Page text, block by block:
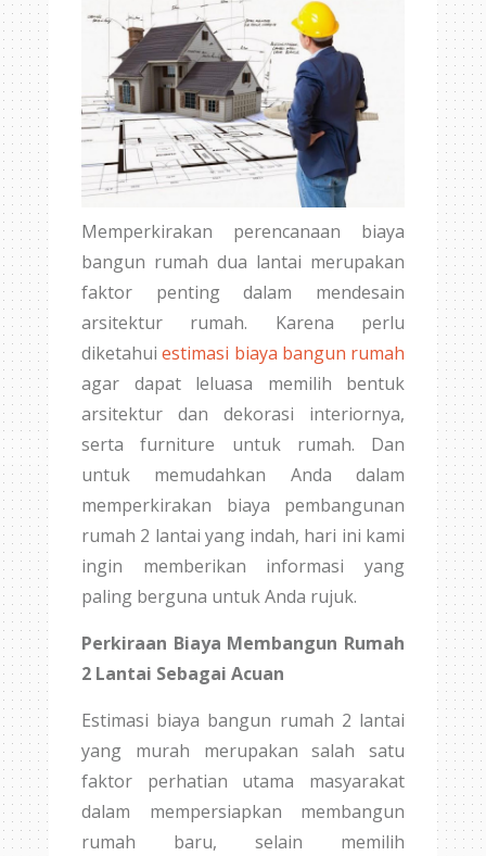
Memperkirakan perencanaan biaya
bangun rumah dua lantai merupakan
faktor penting dalam mendesain
arsitektur rumah. Karena perlu
diketahuiestimasi biaya bangun rumah
agar dapat leluasa memilih bentuk
arsitektur dan dekorasi interiornya,
serta furniture untuk rumah. Dan
untuk memudahkan Anda dalam
memperkirakan biaya pembangunan
rumah 2 lantai yang indah, hari ini kami
ingin memberikan informasi yang
paling berguna untuk Anda rujuk.
Perkiraan Biaya Membangun Rumah
2 Lantai Sebagai Acuan
Estimasi biaya bangun rumah 2 lantai
yang murah merupakan salah satu
faktor perhatian utama masyarakat
dalam mempersiapkan membangun
rumah baru, selain memilih